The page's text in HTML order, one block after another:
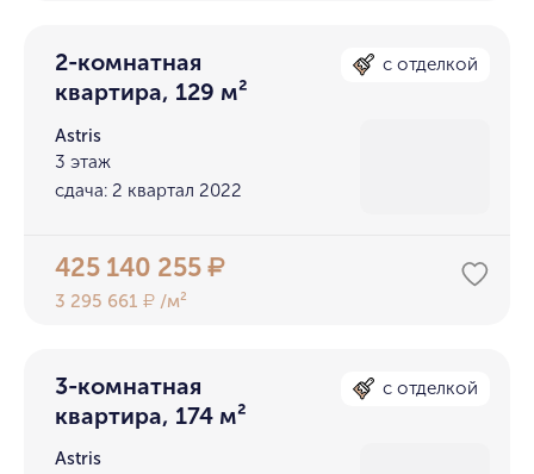
2-комнатная
квартира, 129 м²
с отделкой
Astris
3 этаж
сдача: 2 квартал 2022
425 140 255₽
3 295 661₽ /м²
3-комнатная
квартира, 174 м²
с отделкой
Astris